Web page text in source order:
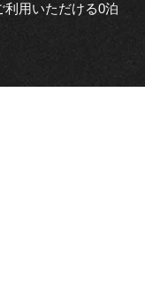
用いただける0泊